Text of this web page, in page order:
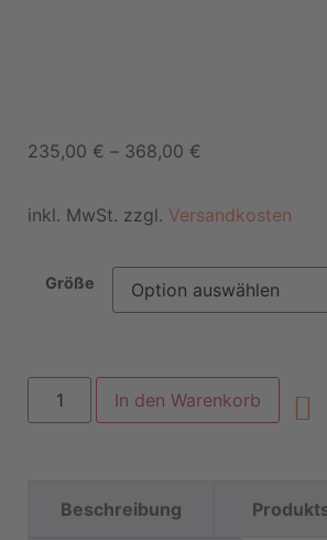
235,00 € – 368,00 €
inkl. MwSt. zzgl. Versandkosten
Größe
In den Warenkorb
Beschreibung